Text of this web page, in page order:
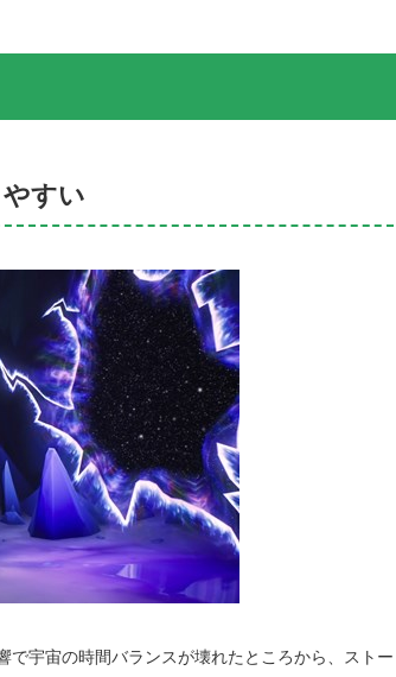
すい
で宇宙の時間バランスが壊れたところから、ストー